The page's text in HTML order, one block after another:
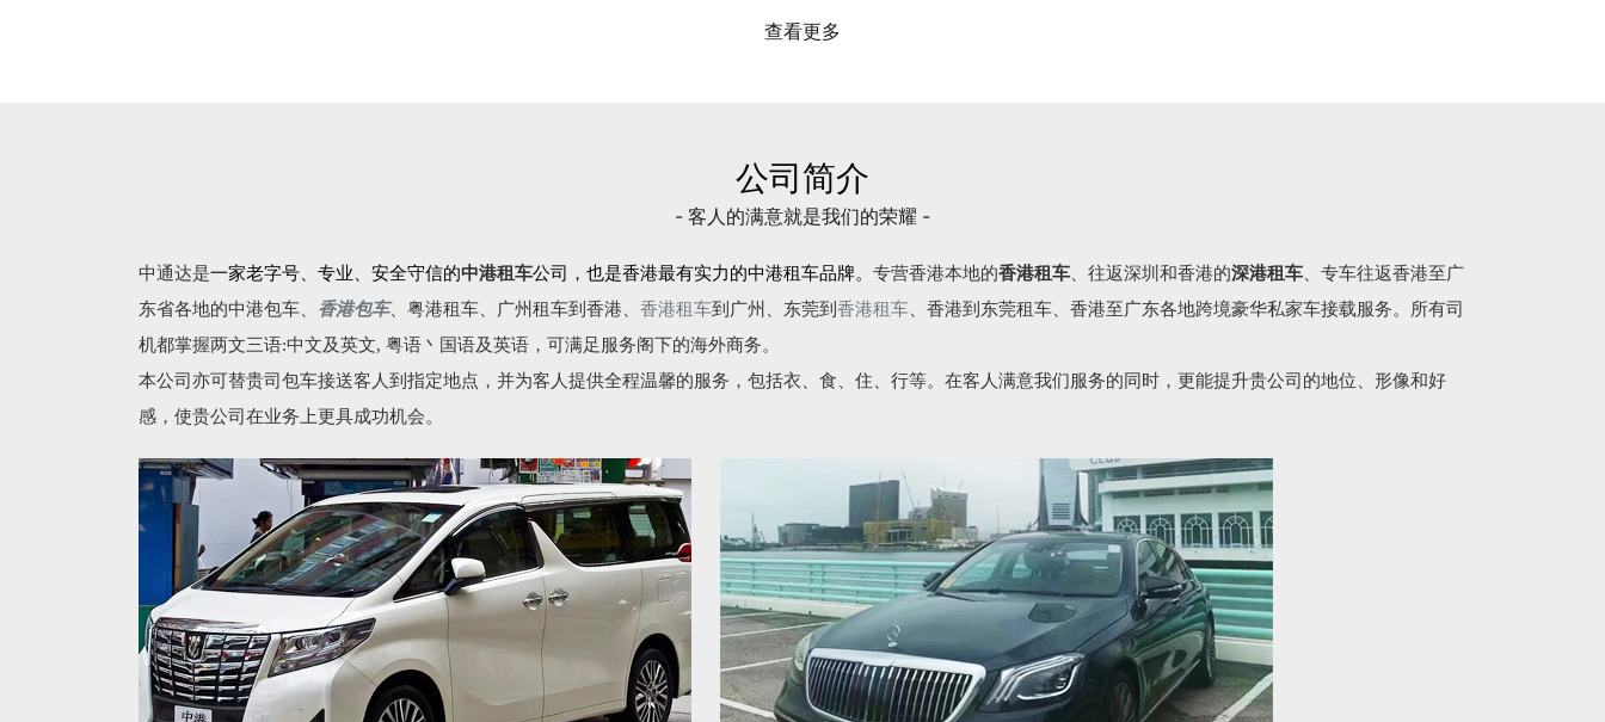
查看更多
公司简介
- 客人的满意就是我们的荣耀 -
中通达是一家老字号、专业、安全守信的中港租车公司，也是香港最有实力的中港租车品牌。 专营香港本地的香港租车 、往返深圳和香港的深港租车 、专车往返香港至广
东省各地的中港包车 香港包车、 粤港租车 、广州租车到香港、 香港租车到广州、东莞到 香港租车 、香港到东莞租车、香港至广东各地跨境豪华私家车接载服务。所有司
机都掌握两文三语:中文及英文, 粤语丶国语及英语，可满足服务阁下的海外商务。
本公司亦可替贵司包车接送客人到指定地点，并为客人提供全程温馨的服务，包括衣、食、住、行等。在客人满意我们服务的同时，更能提升贵公司的地位、形像和好
感，使贵公司在业务上更具成功机会。